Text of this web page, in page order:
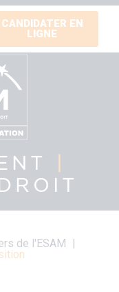
CANDIDATER EN
LIGNE
de l'ESAM